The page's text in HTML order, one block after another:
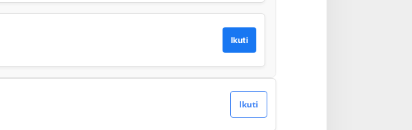
Ikuti
Ikuti